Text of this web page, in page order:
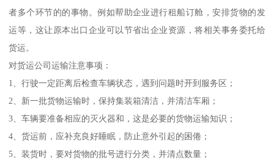
者多个环节的的事物。例如帮助企业进行租船订舱，安排货物的发
运等，这让原本出口企业可以节省出企业资源，将相关事务委托给
货运。
对货运公司运输注意事项：
1、行驶一定距离后检查车辆状态，遇到问题时开到服务区；
2、新一批货物运输时，保持集装箱清洁，并清洁车厢；
3、车辆要准备相应的灭火器和，这是必要的货物运输知识；
4、货运前，应补充良好睡眠，防止意外引起的困倦；
5、装货时，要对货物的批号进行分类，并清点数量；